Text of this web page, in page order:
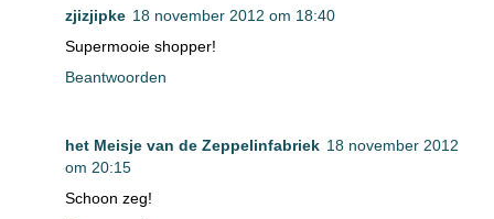
zjizjipke 18 november 2012 om 18:40
Supermooie shopper!
Beantwoorden
het Meisje van de Zeppelinfabriek 18 november 2012
om 20:15
Schoon zeg!